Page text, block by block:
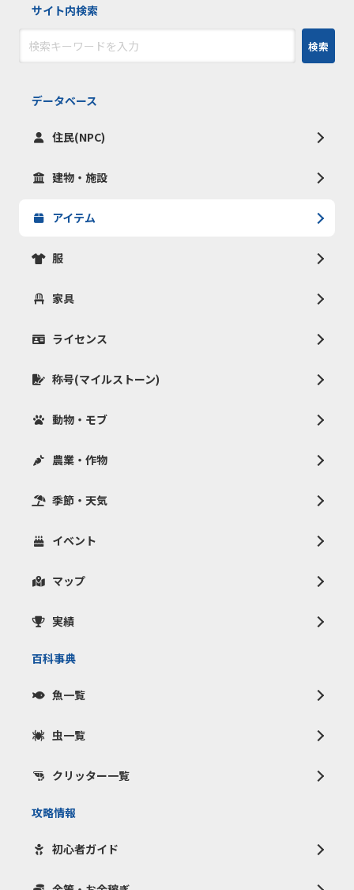
サイト内検索
検索
データベース
住民(NPC)
建物・施設
アイテム
服
家具
ライセンス
称号(マイルストーン)
動物・モブ
農業・作物
季節・天気
イベント
マップ
実績
百科事典
魚一覧
虫一覧
クリッター一覧
攻略情報
初心者ガイド